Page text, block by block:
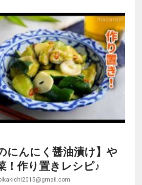
にんにく醤油漬け】や
！作り置きレシピ♪